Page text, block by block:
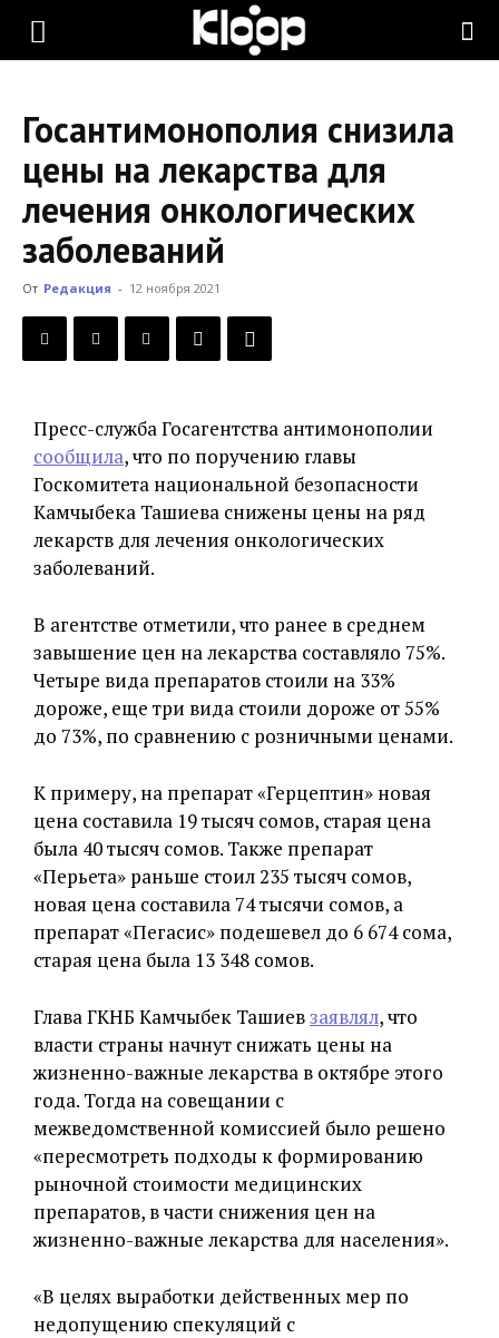
KLOOP.KG
Новости
Кыргызстана
Госантимонополия снизила
цены на лекарства для
лечения онкологических
заболеваний
От Редакция - 12 ноября 2021
Пресс-служба Госагентства антимонополии
сообщила, что по поручению главы
Госкомитета национальной безопасности
Камчыбека Ташиева снижены цены на ряд
лекарств для лечения онкологических
заболеваний.
В агентстве отметили, что ранее в среднем
завышение цен на лекарства составляло 75%.
Четыре вида препаратов стоили на 33%
дороже, еще три вида стоили дороже от 55%
до 73%, по сравнению с розничными ценами.
К примеру, на препарат «Герцептин» новая
цена составила 19 тысяч сомов, старая цена
была 40 тысяч сомов. Также препарат
«Перьета» раньше стоил 235 тысяч сомов,
новая цена составила 74 тысячи сомов, а
препарат «Пегасис» подешевел до 6 674 сома,
старая цена была 13 348 сомов.
Глава ГКНБ Камчыбек Ташиевзаявлял, что
власти страны начнут снижать цены на
жизненно-важные лекарства в октябре этого
года. Тогда на совещании с
межведомственной комиссией было решено
«пересмотреть подходы к формированию
рыночной стоимости медицинских
препаратов, в части снижения цен на
жизненно-важные лекарства для населения».
«В целях выработки действенных мер по
недопущению спекуляций с